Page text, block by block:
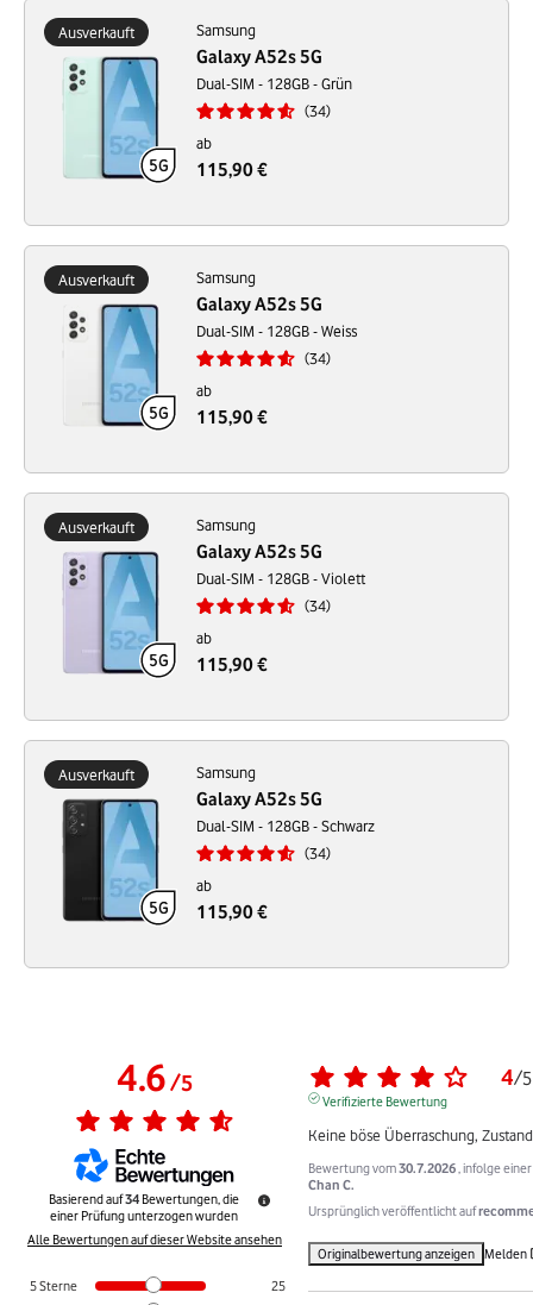
Ausverkauft Samsung
Galaxy A52s 5G
Dual-SIM - 128GB - Grün
34
ab
115,90 €
Ausverkauft Samsung
Galaxy A52s 5G
Dual-SIM - 128GB - Weiss
34
ab
115,90 €
Ausverkauft Samsung
Galaxy A52s 5G
Dual-SIM - 128GB - Violett
34
ab
115,90 €
Ausverkauft Samsung
Galaxy A52s 5G
Dual-SIM - 128GB - Schwarz
34
ab
115,90 €
4.6/5
Basierend auf34 Bewertungen, die
einer Prüfung unterzogen wurden
Alle Bewertungen auf dieser Website ansehen
5Sterne
25
4/5
Verifizierte Bewertung
Keine böse Überraschung,
Bewertung vom30.7.2026 , infolge
Chan C.
Ursprünglich veröffentlicht auf
Originalbewertung anzeigen Melden